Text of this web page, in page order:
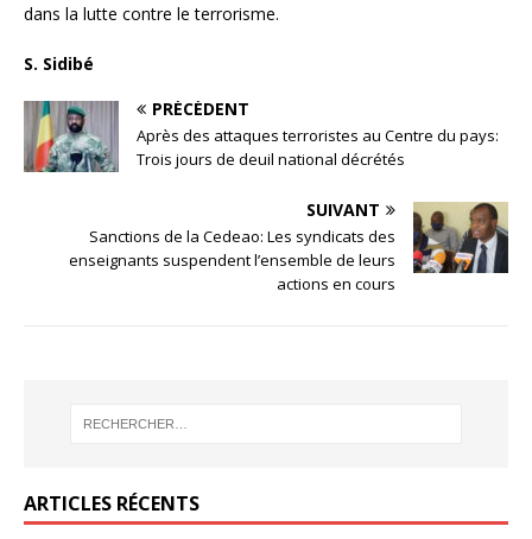
dans la lutte contre le terrorisme.
S. Sidibé
PRÉCÉDENT
Après des attaques terroristes au Centre du pays:
Trois jours de deuil national décrétés
SUIVANT
Sanctions de la Cedeao: Les syndicats des
enseignants suspendent l’ensemble de leurs
actions en cours
ARTICLES RÉCENTS